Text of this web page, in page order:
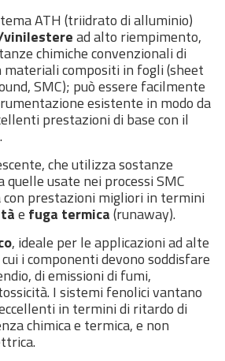
ATH (triidrato di alluminio)
ad alto riempimento,
chimiche convenzionali di
materiali compositi in fogli (sheet
SMC); può essere facilmente
esistente in modo da
prestazioni di base con il
che utilizza sostanze
quelle usate nei processi SMC
prestazioni migliori in termini
e fuga termica(runaway).
, ideale per le applicazioni ad alte
i componenti devono soddisfare
di emissioni di fumi,
I sistemi fenolici vantano
in termini di ritardo di
chimica e termica, e non